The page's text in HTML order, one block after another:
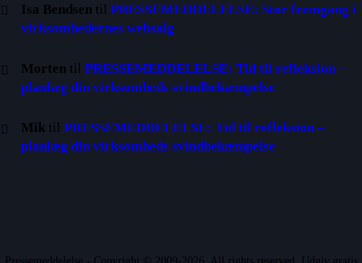
Isa Bendsen tilPRESSEMEDDELELSE: Stor fremgang i
virksomhedernes websalg
Morten tilPRESSEMEDDELELSE: Tid til refleksion –
planlæg din virksomheds svindbekæmpelse
Mik tilPRESSEMEDDELELSE: Tid til refleksion –
planlæg din virksomheds svindbekæmpelse